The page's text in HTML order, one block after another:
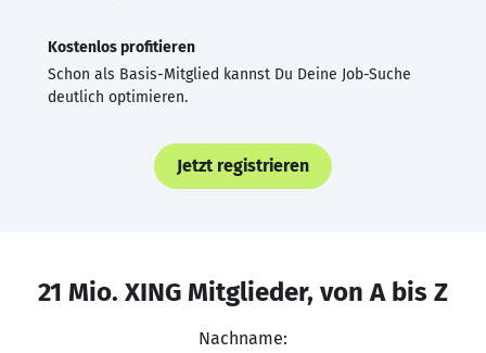
Kostenlos profitieren
Schon als Basis-Mitglied kannst Du Deine Job-Suche
deutlich optimieren.
Jetzt registrieren
21 Mio. XING Mitglieder, von A bis Z
Nachname: